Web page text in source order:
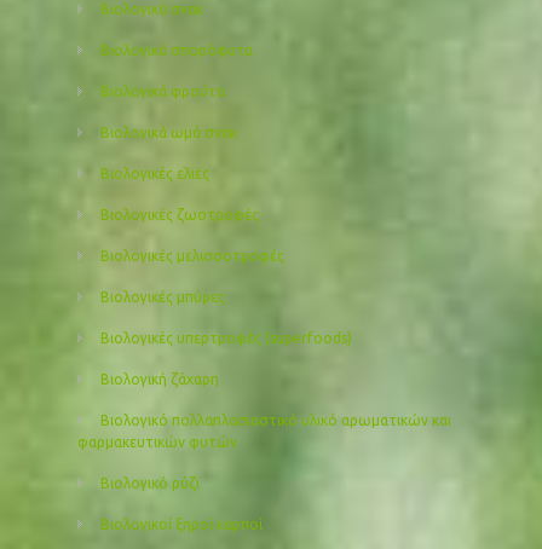
Βιολογικά σνακ
Βιολογικά σπορόφυτα
Βιολογικά φρούτα
Βιολογικά ωμά σνακ
Βιολογικές ελιές
Βιολογικές ζωοτροφές
Βιολογικές μελισσοτροφές
Βιολογικές μπύρες
Βιολογικές υπερτροφές (superfoods)
Βιολογική ζάχαρη
Βιολογικό πολλαπλασιαστικό υλικό αρωματικών και
φαρμακευτικών φυτών
Βιολογικό ρύζι
Βιολογικοί ξηροί καρποί